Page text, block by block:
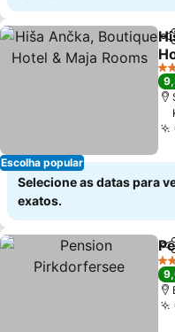
Escolha popular
4
Selecione as datas para
exatos.
3